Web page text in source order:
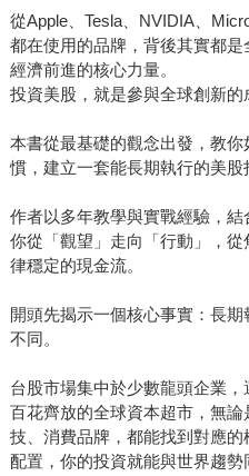
從Apple、Tesla、NVIDIA、
都在使用的品牌，背後其實都
經濟前進的核心力量。
投資美股，就是參與全球創新的
本書從最基礎的觀念出發，教
慣，建立一套能長期執行的美股
作者以多年教學與實戰經驗，
你從「觀望」走向「行動」，
律穩定的現金流。
開頭先揭示一個核心事實：長
不同。
台股市場集中於少數龍頭企業
百花齊放的全球資本超市，無
技、消費品牌，都能找到對應
配置，你的投資就能與世界趨勢